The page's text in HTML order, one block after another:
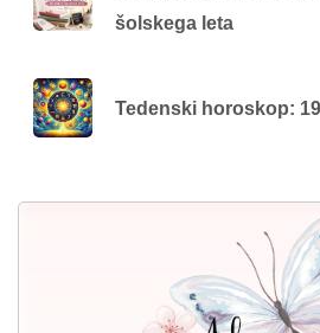
šolskega leta
Tedenski horoskop: